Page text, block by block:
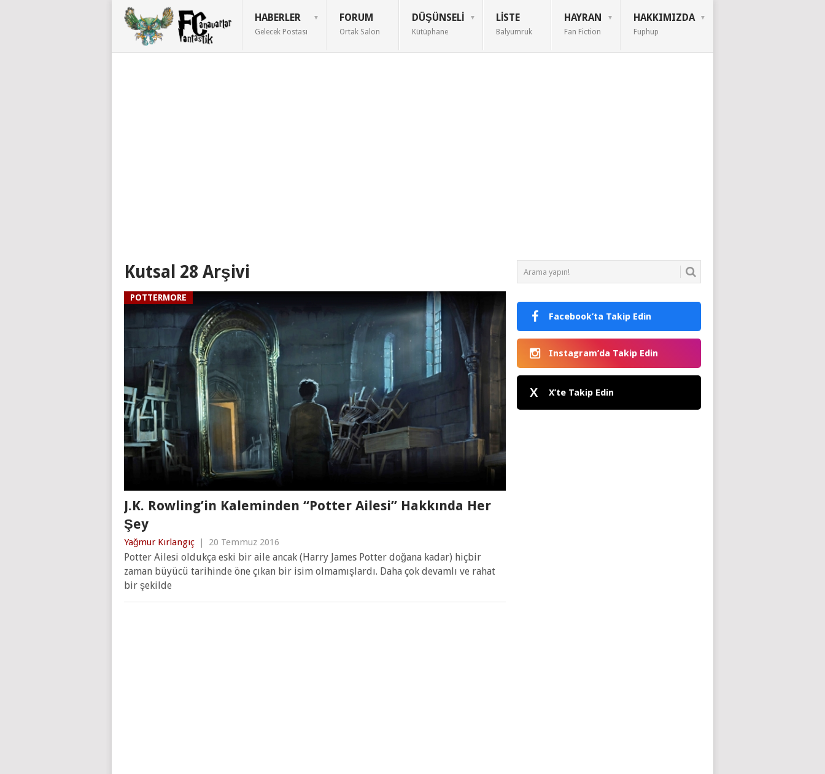
HABERLER
Gelecek Postası
FORUM
Ortak Salon
DÜŞÜNSELI
Kütüphane
LISTE
Balyumruk
HAYRAN
Fan Fiction
HAKKIMIZDA
Fuphup
Kutsal 28 Arşivi
POTTERMORE
J.K. Rowling’in Kaleminden “Potter Ailesi” Hakkında Her
Şey
Yağmur Kırlangıç | 20 Temmuz 2016
Potter Ailesi oldukça eski bir aile ancak (Harry James Potter doğana kadar) hiçbir
zaman büyücü tarihinde öne çıkan bir isim olmamışlardı. Daha çok devamlı ve rahat
bir şekilde
Facebook’ta Takip Edin
Instagram’da Takip Edin
X X’te Takip Edin